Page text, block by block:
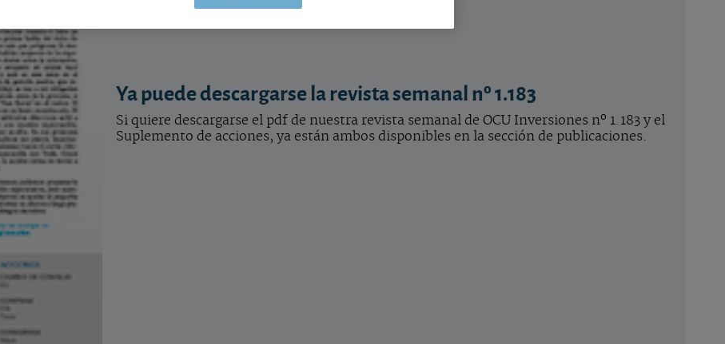
Ya puede descargarse la revista semanal nº 1.183
Si quiere descargarse el pdf de nuestra revista semanal de OCU Inversiones nº 1.183 y el
Suplemento de acciones, ya están ambos disponibles en la sección de publicaciones.